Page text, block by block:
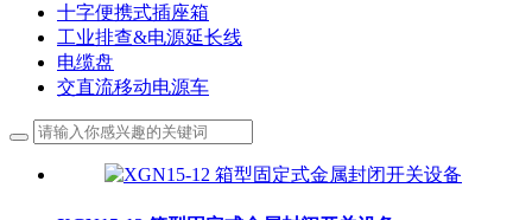
十字便携式插座箱
工业排查&电源延长线
电缆盘
交直流移动电源车